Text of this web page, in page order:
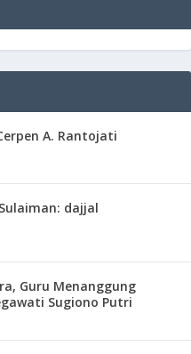
A. Rantojati
dajjal
Guru Menanggung
Sugiono Putri